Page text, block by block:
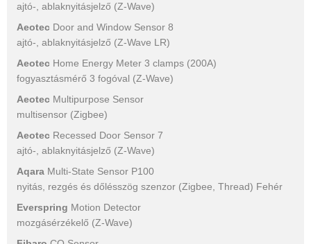
ajtó-, ablaknyitásjelző (Z-Wave)
Aeotec Door and Window Sensor 8
ajtó-, ablaknyitásjelző (Z-Wave LR)
Aeotec Home Energy Meter 3 clamps (200A)
fogyasztásmérő 3 fogóval (Z-Wave)
Aeotec Multipurpose Sensor
multisensor (Zigbee)
Aeotec Recessed Door Sensor 7
ajtó-, ablaknyitásjelző (Z-Wave)
Aqara Multi-State Sensor P100
nyitás, rezgés és dőlésszög szenzor (Zigbee, Thread) Fehér
Everspring Motion Detector
mozgásérzékelő (Z-Wave)